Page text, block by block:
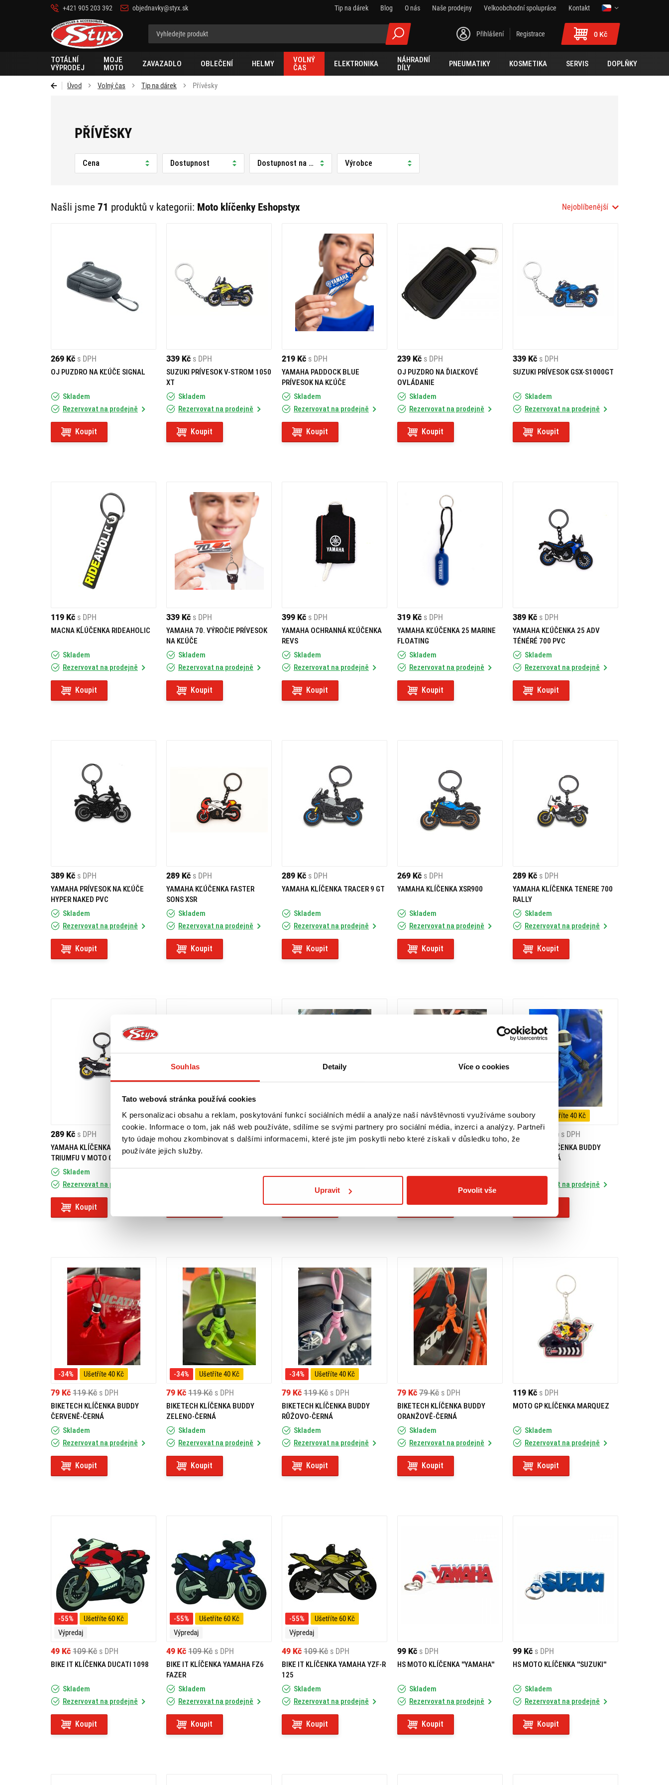
Souhlas Detaily Více o cookies
Tato webová stránka používá cookies
K personalizaci obsahu a reklam, poskytování funkcí sociálních médií a analýze naší návštěvnosti využíváme soubory
cookie. Informace o tom, jak náš web používáte, sdílíme se svými partnery pro sociální média, inzerci a analýzy. Partneři
tyto údaje mohou zkombinovat s dalšími informacemi, které jste jim poskytli nebo které získali v důsledku toho, že
používáte jejich služby.
Upravit Povolit vše
+421 905 203 392 objednavky@styx.sk Tip na dárek Blog O nás Naše prodejny Velkoobchodní spolupráce
Kontakt
Styx-
cz
Přihlášení Registrace 0 Kč
TOTÁLNÍ
VÝPRODEJ
MOJE
MOTO
ZAVAZADLO OBLEČENÍ HELMY
VOLNÝ
ČAS
ELEKTRONIKA
NÁHRADNÍ
DÍLY
PNEUMATIKY KOSMETIKA SERVIS DOPLŇKY
Úvod Volný čas Tip na dárek Přívěsky
PŘÍVĚSKY
Cena Dostupnost Dostupnost na prodejně Výrobce
Našli jsme 71 produktů v kategorii: Moto klíčenky Eshopstyx Nejoblíbenější
269 Kč s DPH
OJ PUZDRO NA KĽÚČE SIGNAL
Skladem
Rezervovat na prodejně
Koupit
339 Kč s DPH
SUZUKI PRÍVESOK V-STROM 1050
XT
Skladem
Rezervovat na prodejně
Koupit
219 Kč s DPH
YAMAHA PADDOCK BLUE
PRÍVESOK NA KĽÚČE
Skladem
Rezervovat na prodejně
Koupit
239 Kč s DPH
OJ PUZDRO NA ĎIAĽKOVÉ
OVLÁDANIE
Skladem
Rezervovat na prodejně
Koupit
339 Kč s DPH
SUZUKI PRÍVESOK GSX-S1000GT
Skladem
Rezervovat na prodejně
Koupit
119 Kč s DPH
MACNA KĹÚČENKA RIDEAHOLIC
Skladem
Rezervovat na prodejně
Koupit
339 Kč s DPH
YAMAHA 70. VÝROČIE PRÍVESOK
NA KĽÚČE
Skladem
Rezervovat na prodejně
Koupit
399 Kč s DPH
YAMAHA OCHRANNÁ KĽÚČENKA
REVS
Skladem
Rezervovat na prodejně
Koupit
319 Kč s DPH
YAMAHA KĽÚČENKA 25 MARINE
FLOATING
Skladem
Rezervovat na prodejně
Koupit
389 Kč s DPH
YAMAHA KĽÚČENKA 25 ADV
TÉNÉRÉ 700 PVC
Skladem
Rezervovat na prodejně
Koupit
389 Kč s DPH
YAMAHA PRÍVESOK NA KĽÚČE
HYPER NAKED PVC
Skladem
Rezervovat na prodejně
Koupit
289 Kč s DPH
YAMAHA KĽÚČENKA FASTER
SONS XSR
Skladem
Rezervovat na prodejně
Koupit
289 Kč s DPH
YAMAHA KLÍČENKA TRACER 9 GT
Skladem
Rezervovat na prodejně
Koupit
269 Kč s DPH
YAMAHA KLÍČENKA XSR900
Skladem
Rezervovat na prodejně
Koupit
289 Kč s DPH
YAMAHA KLÍČENKA TENERE 700
RALLY
Skladem
Rezervovat na prodejně
Koupit
289 Kč s DPH
YAMAHA KLÍČENKA K 60. VÝROČÍ
TRIUMFU V MOTO GP
Skladem
Rezervovat na prodejně
Koupit
249 Kč s DPH
YAMAHA KLÍČENKA XMAX
-34% Ušetříte 40 Kč
119 Kč s DPH
Koupit
-34% Ušetříte 40 Kč
119 Kč
79 Kč s DPH
Koupit
-34% Ušetříte 40 Kč
119 Kč
79 Kč s DPH
BIKETECH KLÍČENKA BUDDY
MODRO-ČERNÁ
Rezervovat na prodejně
Koupit
-34% Ušetříte 40 Kč
119 Kč
79 Kč s DPH
BIKETECH KLÍČENKA BUDDY
ČERVENĚ-ČERNÁ
Skladem
Rezervovat na prodejně
Koupit
-34% Ušetříte 40 Kč
119 Kč
79 Kč s DPH
BIKETECH KLÍČENKA BUDDY
ZELENO-ČERNÁ
Skladem
Rezervovat na prodejně
Koupit
-34% Ušetříte 40 Kč
119 Kč
79 Kč s DPH
BIKETECH KLÍČENKA BUDDY
RŮŽOVO-ČERNÁ
Skladem
Rezervovat na prodejně
Koupit
79 Kč
79 Kč s DPH
BIKETECH KLÍČENKA BUDDY
ORANŽOVĚ-ČERNÁ
Skladem
Rezervovat na prodejně
Koupit
119 Kč s DPH
MOTO GP KLÍČENKA MARQUEZ
Skladem
Rezervovat na prodejně
Koupit
-55%
Ušetříte 60 Kč
Výpredaj
109 Kč
49 Kč s DPH
BIKE IT KLÍČENKA DUCATI 1098
Skladem
Rezervovat na prodejně
Koupit
-55%
Ušetříte 60 Kč
Výpredaj
109 Kč
49 Kč s DPH
BIKE IT KLÍČENKA YAMAHA FZ6
FAZER
Skladem
Rezervovat na prodejně
Koupit
-55%
Ušetříte 60 Kč
Výpredaj
109 Kč
49 Kč s DPH
BIKE IT KLÍČENKA YAMAHA YZF-R
125
Skladem
Rezervovat na prodejně
Koupit
99 Kč s DPH
HS MOTO KLÍČENKA ''YAMAHA''
Skladem
Rezervovat na prodejně
Koupit
99 Kč s DPH
HS MOTO KLÍČENKA ''SUZUKI''
Skladem
Rezervovat na prodejně
Koupit